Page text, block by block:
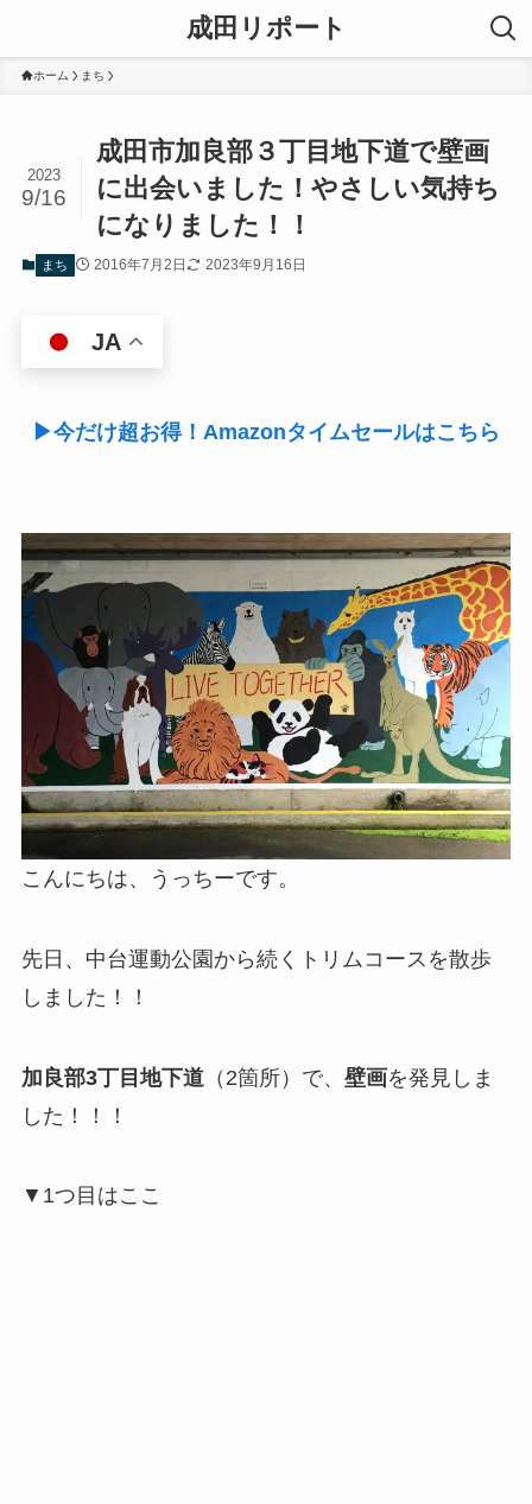
成田リポート
ホーム まち
成田市加良部３丁目地下道で壁画
に出会いました！やさしい気持ち
になりました！！
2023
9/16
まち 2016年7月2日 2023年9月16日
JA
▶今だけ超お得！Amazonタイムセールはこちら
こんにちは、うっちーです。
先日、中台運動公園から続くトリムコースを散歩
しました！！
加良部3丁目地下道（2箇所）で、 壁画を発見しま
した！！！
▼1つ目はここ